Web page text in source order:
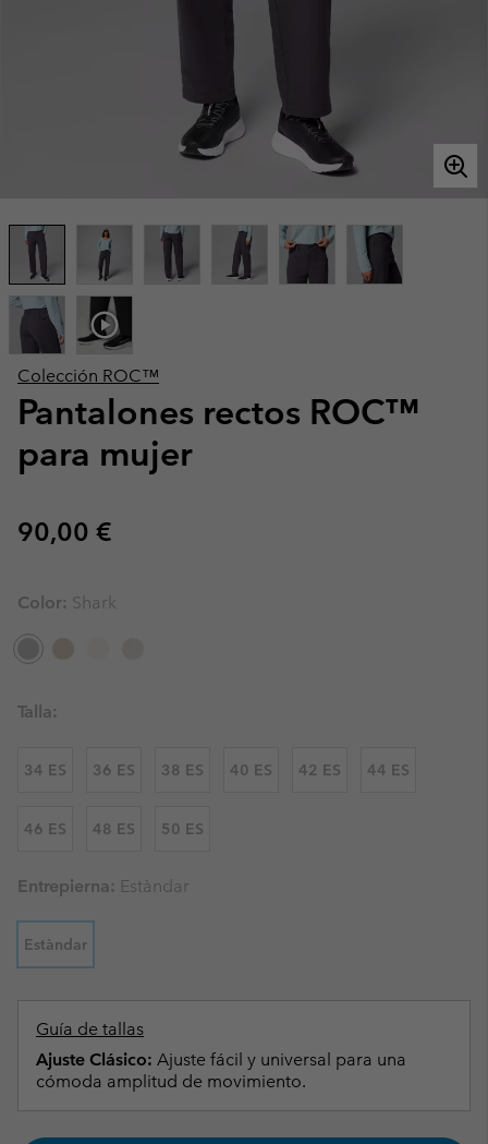
Colección ROC™
Pantalones rectos ROC™
para mujer
Regular price:
90,00 €
Color: Shark
Talla:
34 ES 36 ES 38 ES 40 ES 42 ES 44 ES
46 ES 48 ES 50 ES
Entrepierna: Estàndar
Estàndar
Guía de tallas
Ajuste Clásico: Ajuste fácil y universal para una
cómoda amplitud de movimiento.